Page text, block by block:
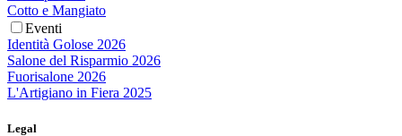
Cotto e Mangiato
Eventi
Identità Golose 2026
Salone del Risparmio 2026
Fuorisalone 2026
L'Artigiano in Fiera 2025
Legal